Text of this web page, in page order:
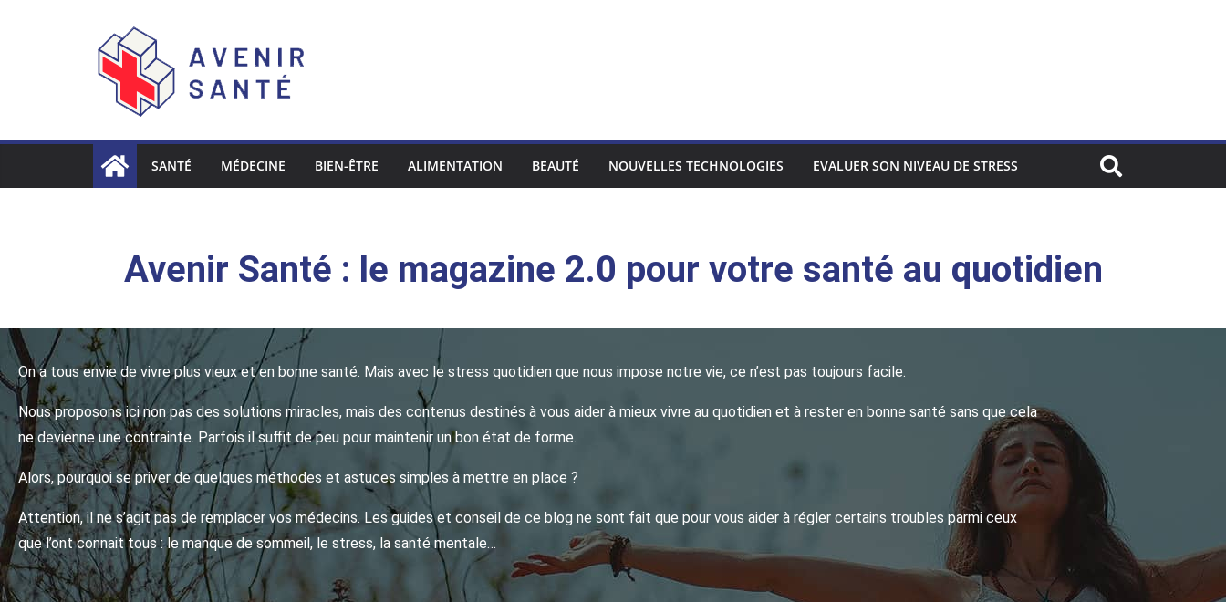
SANTÉ MÉDECINE BIEN-ÊTRE ALIMENTATION BEAUTÉ NOUVELLES TECHNOLOGIES EVALUER SON NIVEAU DE STRESS
Avenir Santé : le magazine 2.0 pour votre santé au quotidien
On a tous envie de vivre plus vieux et en bonne santé. Mais avec le stress quotidien que nous impose notre vie, ce n’est pas toujours facile.
Nous proposons ici non pas des solutions miracles, mais des contenus destinés à vous aider à mieux vivre au quotidien et à rester en bonne santé sans que cela
ne devienne une contrainte. Parfois il suffit de peu pour maintenir un bon état de forme.
Alors, pourquoi se priver de quelques méthodes et astuces simples à mettre en place ?
Attention, il ne s’agit pas de remplacer vos médecins. Les guides et conseil de ce blog ne sont fait que pour vous aider à régler certains troubles parmi ceux
que l’ont connait tous : le manque de sommeil, le stress, la santé mentale…